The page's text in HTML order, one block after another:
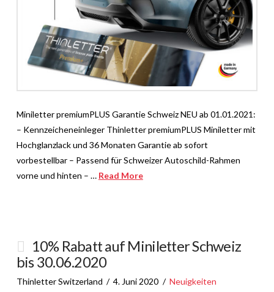
Miniletter premiumPLUS Garantie Schweiz NEU ab 01.01.2021:
– Kennzeicheneinleger Thinletter premiumPLUS Miniletter mit
Hochglanzlack und 36 Monaten Garantie ab sofort
vorbestellbar – Passend für Schweizer Autoschild-Rahmen
vorne und hinten – … Read More
10% Rabatt auf Miniletter Schweiz
bis 30.06.2020
Thinletter Switzerland 4. Juni 2020 Neuigkeiten